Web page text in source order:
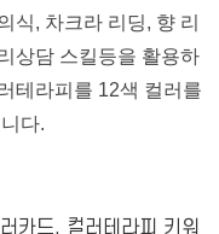
식, 차크라 리딩, 향 리
상담 스킬등을 활용하
테라피를 12색 컬러를
다.
카드, 컬러테라피 키워